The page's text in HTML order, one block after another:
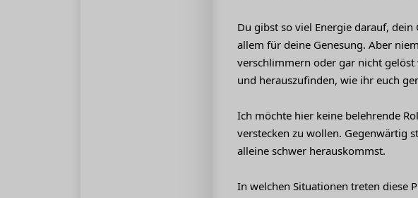
Du gibst so viel Energie darauf,
allem für deine Genesung. Aber
verschlimmern oder gar nicht
und herauszufinden, wie ihr euch
Ich möchte hier keine belehrende
verstecken zu wollen. Gegenwärtig
alleine schwer herauskommst.
In welchen Situationen treten diese